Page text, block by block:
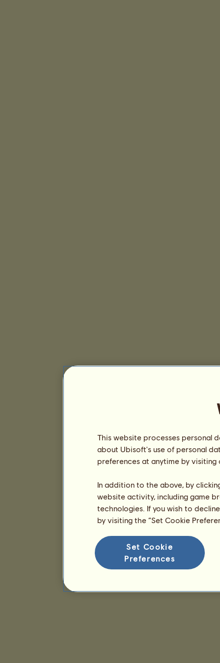
This website processes personal
about Ubisoft's use of personal
preferences at anytime by
In addition to the above, by
website activity, including game
technologies. If you wish to
by visiting the “Set Cookie
Set Cookie
Preferences